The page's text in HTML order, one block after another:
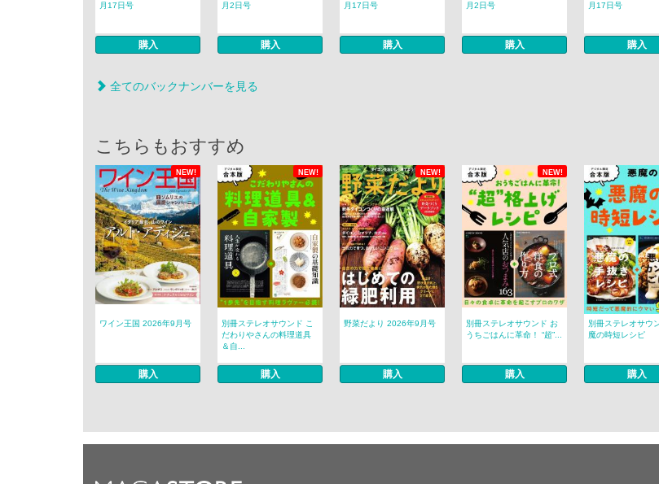
月17日号
購入
月2日号
購入
月17日号
購入
月2日号
購入
月17日号
購入
全てのバックナンバーを見る
こちらもおすすめ
NEW! NEW! NEW! NEW!
ワイン王国 2026年9月号
購入
別冊ステレオサウンド こ
だわりやさんの料理道具
＆自...
購入
野菜だより 2026年9月号
購入
別冊ステレオサウンド お
うちごはんに革命！ “超”...
購入
別冊ステレオサウ
魔の時短レシピ
購入